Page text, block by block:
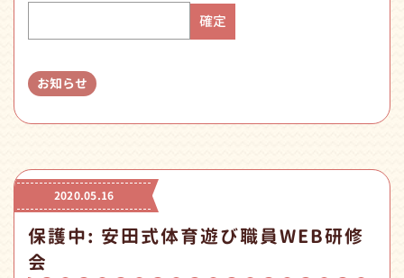
お知らせ
2020.05.16
保護中: 安田式体育遊び職員WEB研修
会